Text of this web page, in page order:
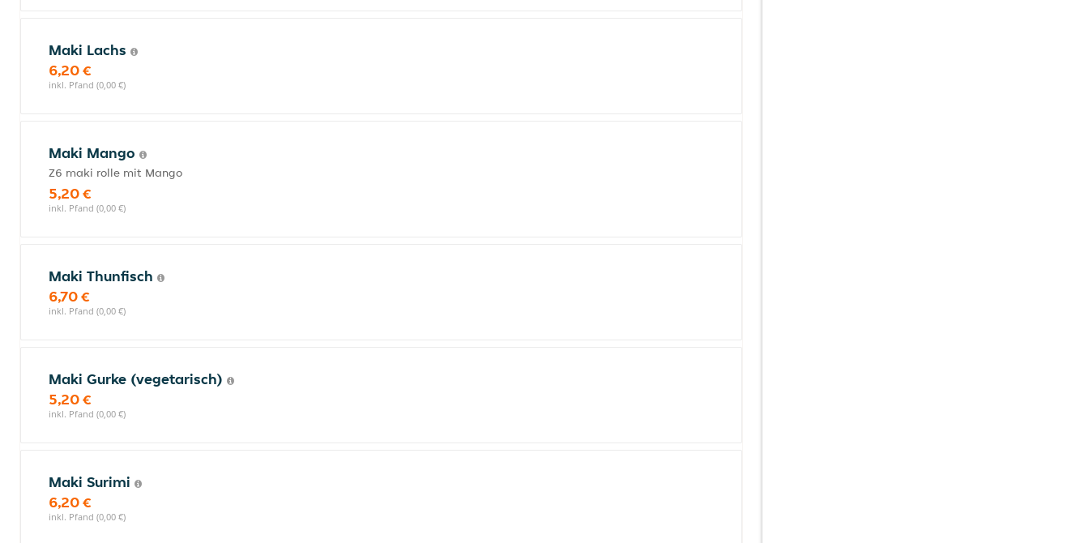
Maki Lachs
6,20 €
inkl. Pfand (0,00 €)
Maki Mango
Z6 maki rolle mit Mango
5,20 €
inkl. Pfand (0,00 €)
Maki Thunfisch
6,70 €
inkl. Pfand (0,00 €)
Maki Gurke (vegetarisch)
5,20 €
inkl. Pfand (0,00 €)
Maki Surimi
6,20 €
inkl. Pfand (0,00 €)